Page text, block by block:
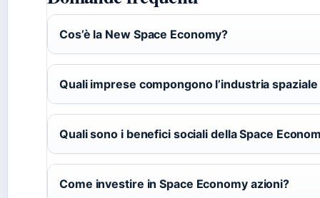
Cos’è la New Space Economy?
Quali imprese compongono l’industria spaziale
Quali sono i benefici sociali della Space
Come investire in Space Economy azioni?